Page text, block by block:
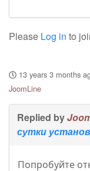
Please Log in to
13 years 3 months
JoomLine
Replied by
сутки
Попробуйте